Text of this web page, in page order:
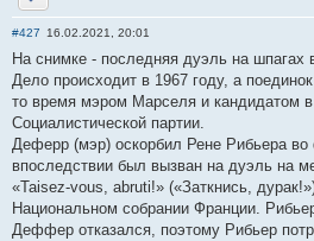
Отправить личное сообщение
#427 16.02.2021, 20:01
На снимке - последняя дуэль на шпагах
Дело происходит в 1967 году, а
то время мэром Марселя и кандидатом в
Социалистической партии.
Деферр (мэр) оскорбил Рене Рибьера
впоследствии был вызван на дуэль на
«Taisez-vous, abruti!» («Заткнись,
Национальном собрании Франции.
Деффер отказался, поэтому Рибьер